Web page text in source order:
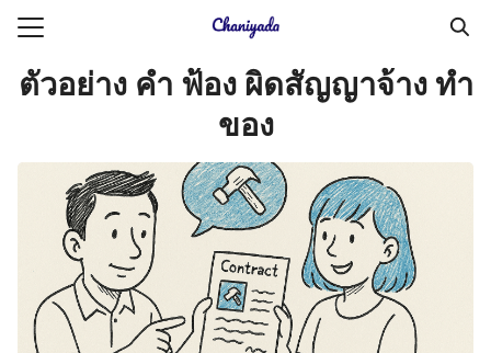
Skip
content
ญชี (Accounting service)
ญชี (Accounting
Search
for:
ตัวอย่าง คํา ฟ้อง ผิดสัญญาจ้าง ทํา
ของ